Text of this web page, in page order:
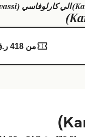
من 418 ر.ق.‏